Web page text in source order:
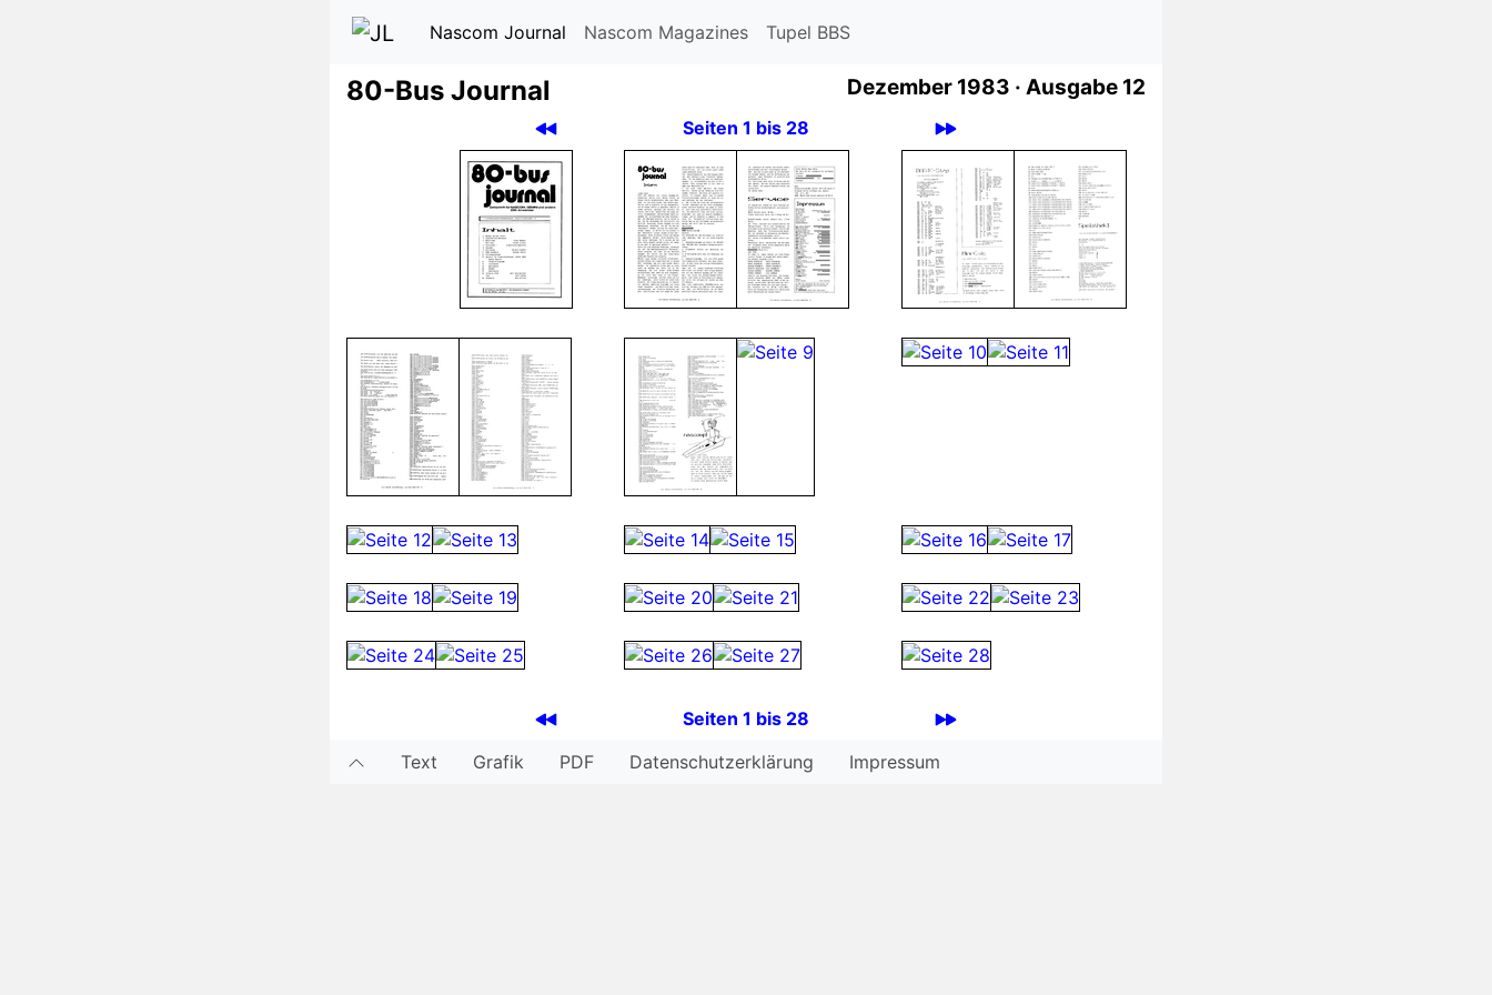
Nascom Journal Nascom Magazines Tupel BBS
80-Bus Journal Dezember 1983 · Ausgabe 12
Seiten 1 bis 28
Seiten 1 bis 28
Text
Grafik PDF Datenschutzerklärung Impressum